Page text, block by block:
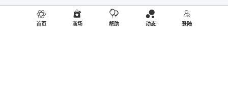
首页 商场 帮助 动态 登陆